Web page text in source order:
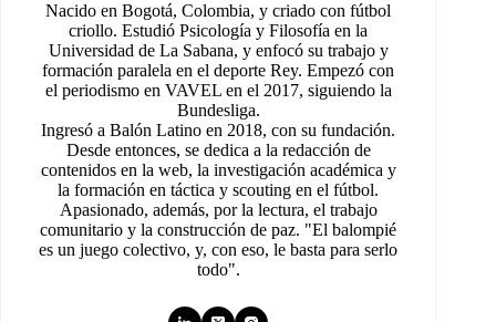
Nacido en Bogotá, Colombia, y criado con fútbol
criollo. Estudió Psicología y Filosofía en la
Universidad de La Sabana, y enfocó su trabajo y
formación paralela en el deporte Rey. Empezó con
el periodismo en VAVEL en el 2017, siguiendo la
Bundesliga.
Ingresó a Balón Latino en 2018, con su fundación.
Desde entonces, se dedica a la redacción de
contenidos en la web, la investigación académica y
la formación en táctica y scouting en el fútbol.
Apasionado, además, por la lectura, el trabajo
comunitario y la construcción de paz. "El balompié
es un juego colectivo, y, con eso, le basta para serlo
todo".